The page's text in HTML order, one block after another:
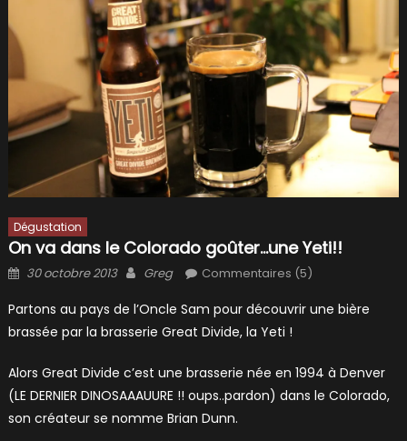
Dégustation
On va dans le Colorado goûter…une Yeti!!
Posted
30 octobre 2013 Author
Greg Commentaires (5)
Partons au pays de l’Oncle Sam pour découvrir une bière
brassée par la brasserie Great Divide, la Yeti !
Alors Great Divide c’est une brasserie née en 1994 à Denver
(LE DERNIER DINOSAAAUURE !! oups..pardon) dans le Colorado,
son créateur se nomme Brian Dunn.